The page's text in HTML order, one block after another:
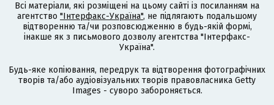
Всі матеріали, які розміщені на цьому сайті із посиланням на
агентство "Інтерфакс-Україна", не підлягають подальшому
відтворенню та/чи розповсюдженню в будь-якій формі,
інакше як з письмового дозволу агентства "Інтерфакс-
Україна".
Будь-яке копіювання, передрук та відтворення фотографічних
творів та/або аудіовізуальних творів правовласника Getty
Images - суворо забороняється.